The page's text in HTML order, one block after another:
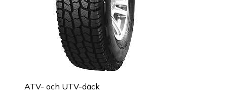
ATV- och UTV-däck